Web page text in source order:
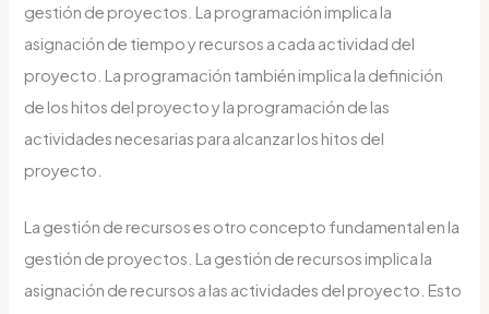
gestión de proyectos. La programación implica la
asignación de tiempo y recursos a cada actividad del
proyecto. La programación también implica la definición
de los hitos del proyecto y la programación de las
actividades necesarias para alcanzar los hitos del
proyecto.
La gestión de recursos es otro concepto fundamental en la
gestión de proyectos. La gestión de recursos implica la
asignación de recursos a las actividades del proyecto. Esto